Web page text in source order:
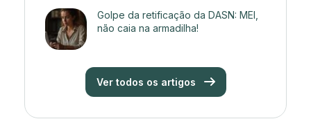
Golpe da retificação da DASN: MEI,
não caia na armadilha!
Ver todos os artigos